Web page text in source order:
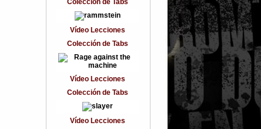
Colección de Tabs
Vídeo Lecciones
Colección de Tabs
Vídeo Lecciones
Colección de Tabs
Vídeo Lecciones